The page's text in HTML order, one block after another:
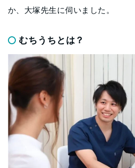
か、大塚先生に伺いました。
むちうちとは？